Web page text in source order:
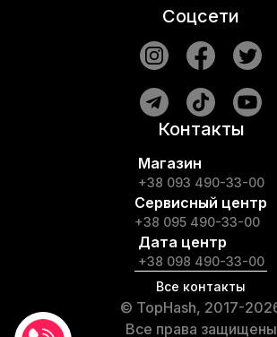
Соцсети
Контакты
Магазин
+38 093 490-33-00
Сервисный центр
+38 095 490-33-00
Дата центр
+38 098 490-33-00
Все контакты
© TopHash, 2017-
Все права защищены